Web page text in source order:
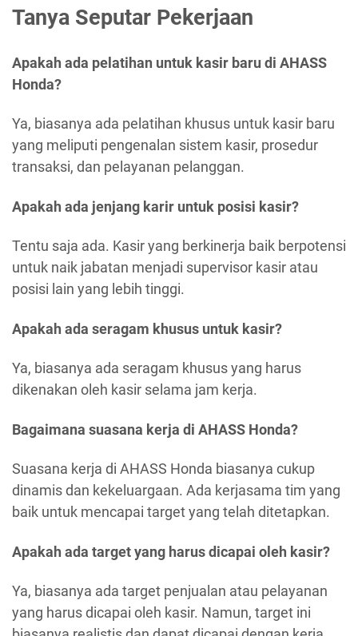
Tanya Seputar Pekerjaan
Apakah ada pelatihan untuk kasir baru di AHASS
Honda?
Ya, biasanya ada pelatihan khusus untuk kasir baru
yang meliputi pengenalan sistem kasir, prosedur
transaksi, dan pelayanan pelanggan.
Apakah ada jenjang karir untuk posisi kasir?
Tentu saja ada. Kasir yang berkinerja baik berpotensi
untuk naik jabatan menjadi supervisor kasir atau
posisi lain yang lebih tinggi.
Apakah ada seragam khusus untuk kasir?
Ya, biasanya ada seragam khusus yang harus
dikenakan oleh kasir selama jam kerja.
Bagaimana suasana kerja di AHASS Honda?
Suasana kerja di AHASS Honda biasanya cukup
dinamis dan kekeluargaan. Ada kerjasama tim yang
baik untuk mencapai target yang telah ditetapkan.
Apakah ada target yang harus dicapai oleh kasir?
Ya, biasanya ada target penjualan atau pelayanan
yang harus dicapai oleh kasir. Namun, target ini